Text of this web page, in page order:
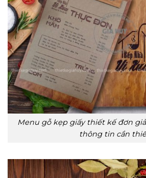
Menu gỗ kẹp giấy thiết kế đơn
thông tin cần